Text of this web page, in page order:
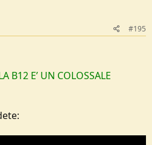
#195
B12 E’ UN COLOSSALE